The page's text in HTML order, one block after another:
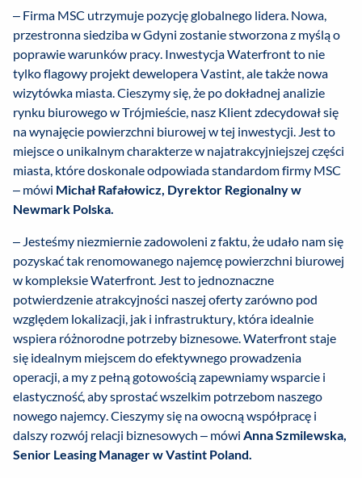
– Firma MSC utrzymuje pozycję globalnego lidera. Nowa,
przestronna siedziba w Gdyni zostanie stworzona z myślą o
poprawie warunków pracy. Inwestycja Waterfront to nie
tylko flagowy projekt dewelopera Vastint, ale także nowa
wizytówka miasta. Cieszymy się, że po dokładnej analizie
rynku biurowego w Trójmieście, nasz Klient zdecydował się
na wynajęcie powierzchni biurowej w tej inwestycji. Jest to
miejsce o unikalnym charakterze w najatrakcyjniejszej części
miasta, które doskonale odpowiada standardom firmy MSC
– mówi Michał Rafałowicz, Dyrektor Regionalny w
Newmark Polska.
– Jesteśmy niezmiernie zadowoleni z faktu, że udało nam się
pozyskać tak renomowanego najemcę powierzchni biurowej
w kompleksie Waterfront. Jest to jednoznaczne
potwierdzenie atrakcyjności naszej oferty zarówno pod
względem lokalizacji, jak i infrastruktury, która idealnie
wspiera różnorodne potrzeby biznesowe. Waterfront staje
się idealnym miejscem do efektywnego prowadzenia
operacji, a my z pełną gotowością zapewniamy wsparcie i
elastyczność, aby sprostać wszelkim potrzebom naszego
nowego najemcy. Cieszymy się na owocną współpracę i
dalszy rozwój relacji biznesowych – mówi Anna Szmilewska,
Senior Leasing Manager w Vastint Poland.